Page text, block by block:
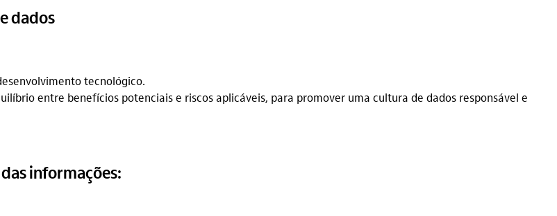
dados
tecnológico.
entre benefícios potenciais e riscos aplicáveis, para promover uma cultura de dados responsável e
informações: